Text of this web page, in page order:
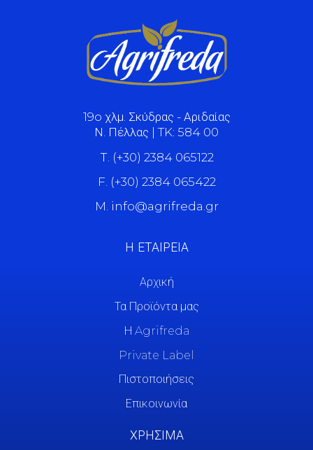
19o χλμ. Σκύδρας - Αριδαίας
Ν. Πέλλας | TK: 584 00
Τ. (+30) 2384 065122
F. (+30) 2384 065422
M. info@agrifreda.gr
Η ΕΤΑΙΡΕΙΑ
Αρχική
Τα Προϊόντα μας
Η Agrifreda
Private Label
Πιστοποιήσεις
Επικοινωνία
ΧΡΗΣΙΜΑ